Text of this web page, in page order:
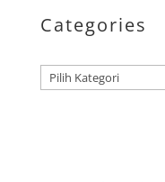
Categories
Kategori